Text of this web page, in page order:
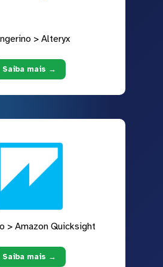
> Alteryx
Saiba mais →
> Amazon Quicksight
Saiba mais →